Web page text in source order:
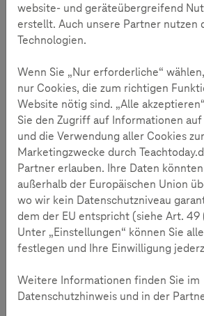
Neue Tools für die Klassenräume
übermorgen
Hausaufgabengestaltung von
liegt nahe. Doch welche weiteren
sich an, wo können Lehrkräfte schon
Bildungsbereich profitieren? Und
berücksichtigen? Die Infografik gibt
Denkanstöße und vertiefendes
website- und geräteübergreifend
erstellt. Auch unsere Partner nutzen
Technologien.
Wenn Sie „Nur erforderliche“
nur Cookies, die zum richtigen
Website nötig sind. „Alle
Sie den Zugriff auf Informationen
und die Verwendung aller Cookies
Marketingzwecke durch
Partner erlauben. Ihre Daten
außerhalb der Europäischen Union
wo wir kein Datenschutzniveau
dem der EU entspricht (siehe Art. 49
Unter „Einstellungen“ können Sie
festlegen und Ihre Einwilligung
Weitere Informationen finden Sie im
Datenschutzhinweis und in der